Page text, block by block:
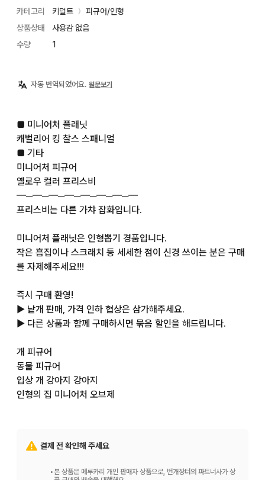
카테고리 키덜트 〉
피규어/인형
상품상태
사용감 없음
수량
1
자동 번역되었어요. 원문보기
■ 미니어처 플래닛
캐벌리어 킹 찰스 스패니얼
■ 기타
미니어처 피규어
옐로우 컬러 프리스비
━─━─━─━─━─━─━─━
프리스비는 다른 가챠 잡화입니다.
미니어처 플래닛은 인형뽑기 경품입니다.
작은 흠집이나 스크래치 등 세세한 점이 신경 쓰이는 분은 구매
를 자제해주세요!!!
즉시 구매 환영!
▶ 낱개 판매, 가격 인하 협상은 삼가해주세요.
▶ 다른 상품과 함께 구매하시면 묶음 할인을 해드립니다.
개 피규어
동물 피규어
입상 개 강아지 강아지
인형의 집 미니어처 오브제
잉글리시 코커 스패니얼
마스코트 피규어 가족
결제 전 확인해 주세요
•본 상품은 메루카리 개인 판매자 상품으로, 번개장터의 파트너사가 상